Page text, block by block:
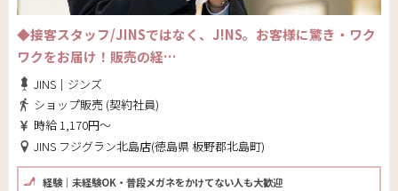
◆接客スタッフ/JINSではなく、J!NS。お客様に驚き・ワク
ワクをお届け！販売の経…
JINS｜ジンズ
ショップ販売 (契約社員)
時給 1,170円～
JINS フジグラン北島店(徳島県 板野郡北島町)
経験｜未経験OK・普段メガネをかけてない人も大歓迎